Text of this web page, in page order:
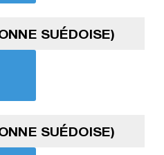
SUÉDOISE)
SUÉDOISE)